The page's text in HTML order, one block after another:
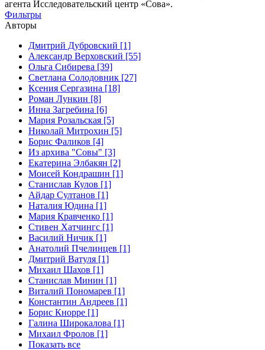
агента Исследовательский центр «Сова».
Фильтры
Авторы
Дмитрий Дубровский [1]
Александр Верховский [55]
Ольга Сибирева [39]
Светлана Солодовник [27]
Ксения Сергазина [18]
Роман Лункин [8]
Инна Загребина [6]
Мария Розальская [5]
Николай Митрохин [5]
Борис Фаликов [4]
Из архива "Совы" [3]
Екатерина Элбакян [2]
Моисей Кондрашин [1]
Станислав Кулов [1]
Айдар Султанов [1]
Наталия Юдина [1]
Мария Кравченко [1]
Стивен Хатчингс [1]
Василий Ничик [1]
Анатолий Пчелинцев [1]
Дмитрий Ватуля [1]
Михаил Шахов [1]
Станислав Минин [1]
Виталий Пономарев [1]
Константин Андреев [1]
Борис Кнорре [1]
Галина Широкалова [1]
Михаил Фролов [1]
Показать все